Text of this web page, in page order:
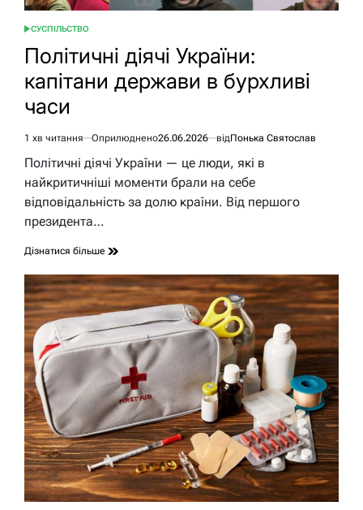
ОПУБЛІКУВАТИ
СУСПІЛЬСТВО
Політичні діячі України:
капітани держави в бурхливі
часи
Орієнтовний
час
1 хв читання Оприлюднено26.06.2026 відПонька Святослав
Політичні діячі України — це люди, які в
найкритичніші моменти брали на себе
відповідальність за долю країни. Від першого
президента…
Дізнатися більше